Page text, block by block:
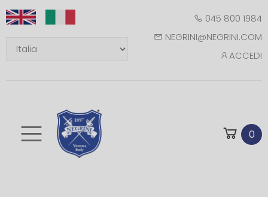
045 800 1984
NEGRINI@NEGRINI.COM
ACCEDI
Toggle mobile 0